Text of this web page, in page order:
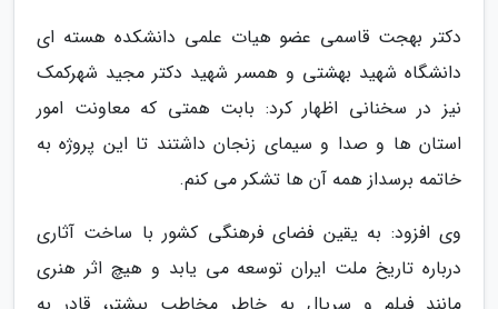
دکتر بهجت قاسمی عضو هیات علمی دانشکده هسته ای
دانشگاه شهید بهشتی و همسر شهید دکتر مجید شهرکمک
نیز در سخنانی اظهار کرد: بابت همتی که معاونت امور
استان ها و صدا و سیمای زنجان داشتند تا این پروژه به
خاتمه برسداز همه آن ها تشکر می کنم.
وی افزود: به یقین فضای فرهنگی کشور با ساخت آثاری
درباره تاریخ ملت ایران توسعه می یابد و هیچ اثر هنری